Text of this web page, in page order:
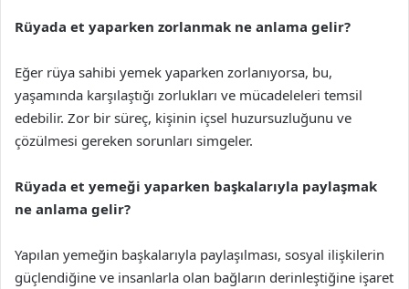
Rüyada et yaparken zorlanmak ne anlama gelir?
Eğer rüya sahibi yemek yaparken zorlanıyorsa, bu,
yaşamında karşılaştığı zorlukları ve mücadeleleri temsil
edebilir. Zor bir süreç, kişinin içsel huzursuzluğunu ve
çözülmesi gereken sorunları simgeler.
Rüyada et yemeği yaparken başkalarıyla paylaşmak
ne anlama gelir?
Yapılan yemeğin başkalarıyla paylaşılması, sosyal ilişkilerin
güçlendiğine ve insanlarla olan bağların derinleştiğine işaret